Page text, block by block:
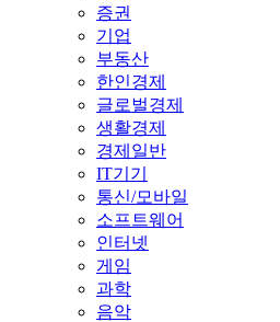
증권
기업
부동산
한인경제
글로벌경제
생활경제
경제일반
IT기기
통신/모바일
소프트웨어
인터넷
게임
과학
음악